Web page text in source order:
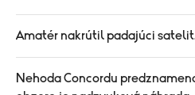
Amatér nakrútil padajúci
Nehoda Concordu